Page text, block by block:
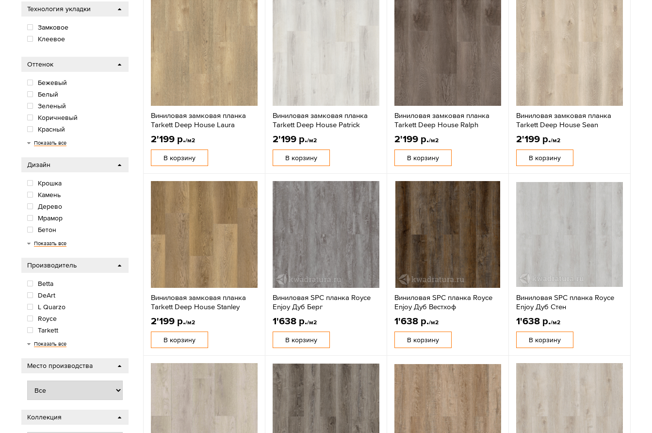
Виниловая замковая планка
Tarkett Deep House Laura
2'199 р./м2
В корзину
Виниловая замковая планка
Tarkett Deep House Patrick
2'199 р./м2
В корзину
Виниловая замковая планка
Tarkett Deep House Ralph
2'199 р./м2
В корзину
Виниловая замковая планка
Tarkett Deep House Sean
2'199 р./м2
В корзину
Виниловая замковая планка
Tarkett Deep House Stanley
2'199 р./м2
В корзину
Виниловая SPC планка Royce
Enjoy Дуб Берг
1'638 р./м2
В корзину
Виниловая SPC планка Royce
Enjoy Дуб Вестхоф
1'638 р./м2
В корзину
Виниловая SPC планка Royce
Enjoy Дуб Стен
1'638 р./м2
В корзину
Технология укладки
Замковое
Клеевое
Оттенок
Бежевый
Белый
Зеленый
Коричневый
Красный
Многоцветный
Оранжевый/желтый
Розовый/фиолетовый
Серый
Синий/голубой
Черный
Показать все
Дизайн
Крошка
Камень
Дерево
Мрамор
Бетон
Елочка
Показать все
Производитель
Betta
DeArt
L Quarzo
Royce
Tarkett
Timber
Кронапласт
Показать все
Место производства
Коллекция